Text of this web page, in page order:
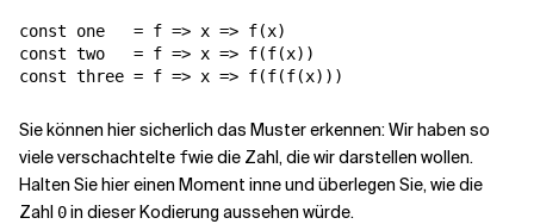
const one   = f => x => f(x)
const two   = f => x => f(f(x))
Sie können hier sicherlich das Muster erkennen: Wir haben so
viele verschachtelte fwie die Zahl, die wir darstellen wollen.
Halten Sie hier einen Moment inne und überlegen Sie, wie die
Zahl 0in dieser Kodierung aussehen würde.